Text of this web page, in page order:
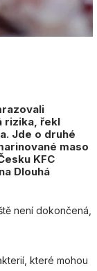
rizika, řekl
Jde o druhé
maso
KFC
Dlouhá
není dokončená,
které mohou